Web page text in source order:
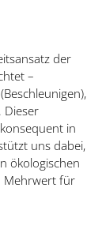
der
–
(Beschleunigen),
Dieser
in
uns dabei,
ökologischen
Mehrwert für